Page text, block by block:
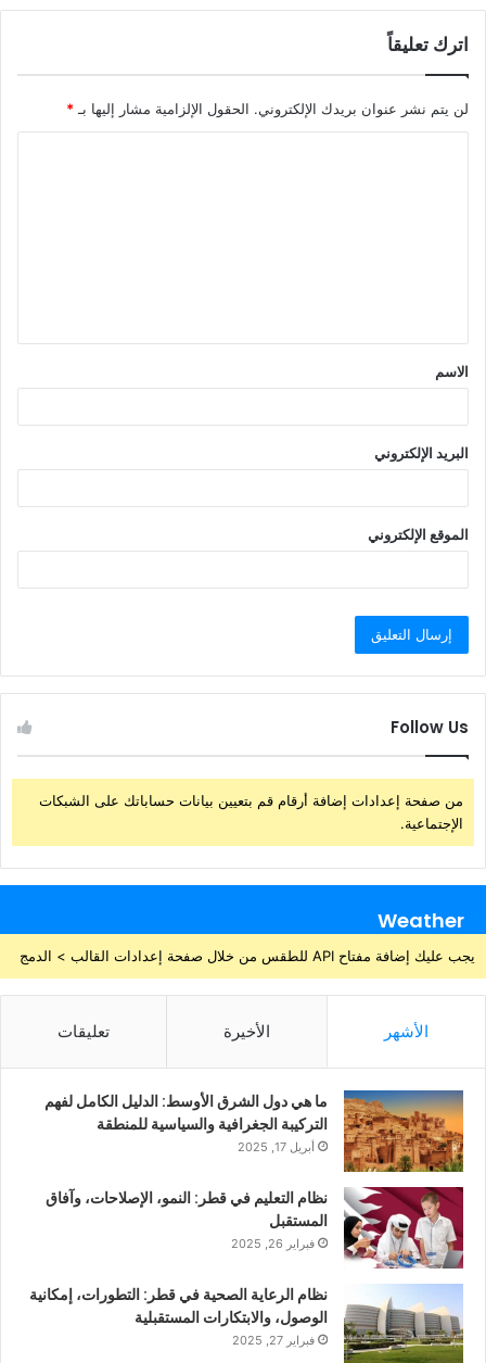
اترك تعليقاً
لن يتم نشر عنوان بريدك الإلكتروني. الحقول الإلزامية مشار إليها بـ *
ق
*
الاسم
البريد الإلكتروني
الموقع الإلكتروني
Follow Us
من صفحة إعدادات إضافة أرقام قم بتعيين بيانات حساباتك على الشبكات
الإجتماعية.
Weather
يجب عليك إضافة مفتاح API للطقس من خلال صفحة إعدادات القالب > الدمج
الأشهر الأخيرة تعليقات
ما هي دول الشرق الأوسط: الدليل الكامل لفهم
التركيبة الجغرافية والسياسية للمنطقة
أبريل 17, 2025
نظام التعليم في قطر: النمو، الإصلاحات، وآفاق
المستقبل
فبراير 26, 2025
نظام الرعاية الصحية في قطر: التطورات، إمكانية
الوصول، والابتكارات المستقبلية
فبراير 27, 2025